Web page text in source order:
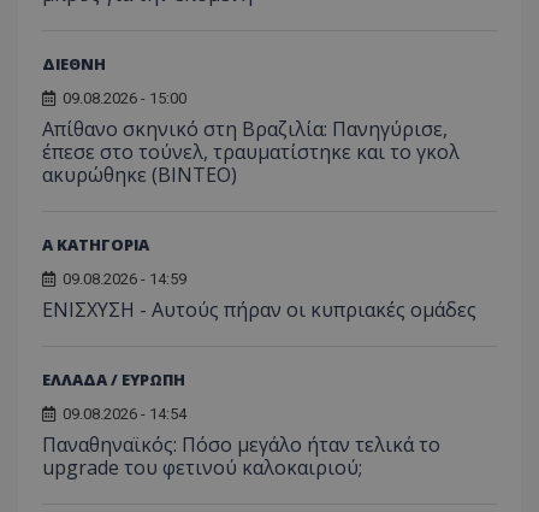
ΔΙΕΘΝΗ
09.08.2026 - 15:00
Απίθανο σκηνικό στη Βραζιλία: Πανηγύρισε,
έπεσε στο τούνελ, τραυματίστηκε και το γκολ
ακυρώθηκε (BINTEO)
Α ΚΑΤΗΓΟΡΙΑ
09.08.2026 - 14:59
ΕΝΙΣΧΥΣΗ - Αυτούς πήραν οι κυπριακές ομάδες
ΕΛΛΑΔΑ / ΕΥΡΩΠΗ
09.08.2026 - 14:54
Παναθηναϊκός: Πόσο μεγάλο ήταν τελικά το
upgrade του φετινού καλοκαιριού;